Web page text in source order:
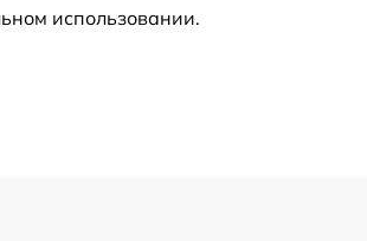
использовании.